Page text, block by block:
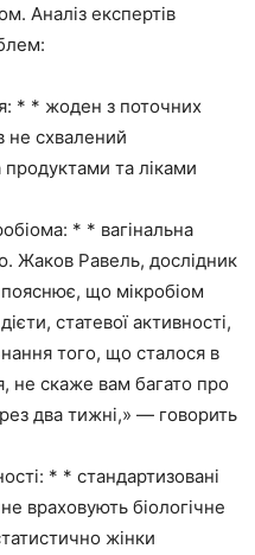
Аналіз експертів
* * жоден з поточних
не схвалений
та ліками
* * вагінальна
Жаков Равель, дослідник
що мікробіом
статевої активності,
того, що сталося в
не скаже вам багато про
два тижні,» — говорить
* * стандартизовані
враховують біологічне
жінки